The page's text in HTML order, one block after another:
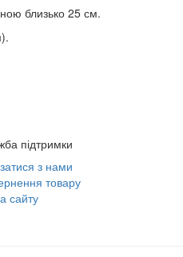
близько 25 см.
підтримки
з нами
товару
сайту